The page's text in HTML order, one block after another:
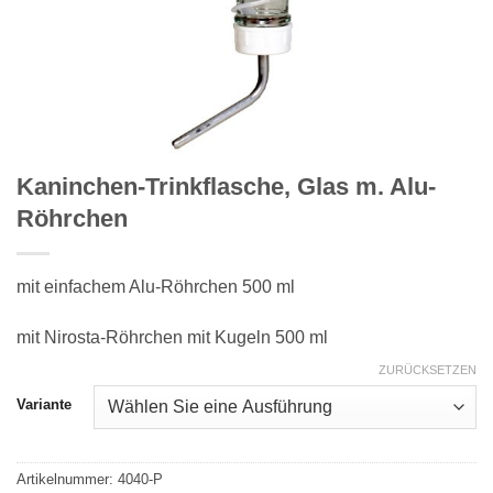
Kaninchen-Trinkflasche, Glas m. Alu-
Röhrchen
mit einfachem Alu-Röhrchen 500 ml
mit Nirosta-Röhrchen mit Kugeln 500 ml
Variante
ZURÜCKSETZEN
Artikelnummer: 4040-P